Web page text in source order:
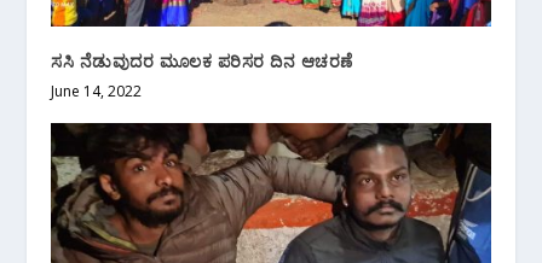
ಸಸಿ ನೆಡುವುದರ ಮೂಲಕ ಪರಿಸರ ದಿನ ಆಚರಣೆ
June 14, 2022